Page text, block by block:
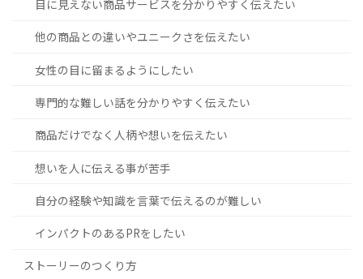
目に見えない商品サービスを分かりやすく伝えたい
他の商品との違いやユニークさを伝えたい
女性の目に留まるようにしたい
専門的な難しい話を分かりやすく伝えたい
商品だけでなく人柄や想いを伝えたい
想いを人に伝える事が苦手
自分の経験や知識を言葉で伝えるのが難しい
インパクトのあるPRをしたい
ストーリーのつくり方